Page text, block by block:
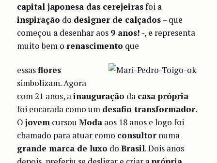
capital japonesa das cerejeirasfoi a
inspiração do designer de calçados– que
começou a desenhar aos 9 anos! -, e representa
muito bem o renascimento que
essasflores
simbolizam. Agora
com 21 anos, ainauguração da casa própria
foi encarada como um desafio transformador.
Ojovem cursouModa aos 18 anos e logo foi
chamado para atuar como consultor numa
grande marca de luxo doBrasil. Dois anos